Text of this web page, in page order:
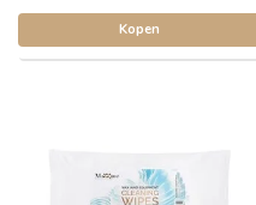
Kopen